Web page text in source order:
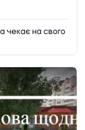
чекає на свого